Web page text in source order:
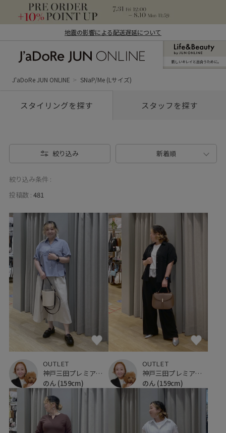
地震の影響による配送遅延について
ン オンライン）
新しいキレイと出合うために。
J'aDoRe JUN ONLINE SNaP/Me (Lサイズ)
スタイリングを探す スタッフを探す
絞り込み 新着順
絞り込み条件 :
投稿数 : 481
OUTLET
神戸三田プレミアム・アウトレット
のん (159cm)
OUTLET
神戸三田プレミアム・アウトレット
のん (159cm)